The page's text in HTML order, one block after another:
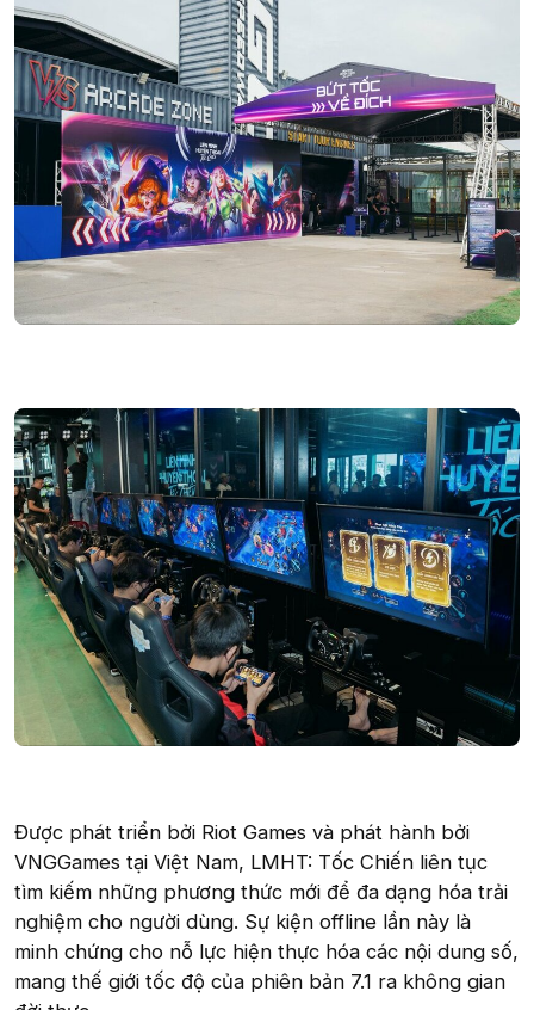
Được phát triển bởi Riot Games và phát hành bởi
VNGGames tại Việt Nam, LMHT: Tốc Chiến liên tục
tìm kiếm những phương thức mới để đa dạng hóa trải
nghiệm cho người dùng. Sự kiện offline lần này là
minh chứng cho nỗ lực hiện thực hóa các nội dung số,
mang thế giới tốc độ của phiên bản 7.1 ra không gian